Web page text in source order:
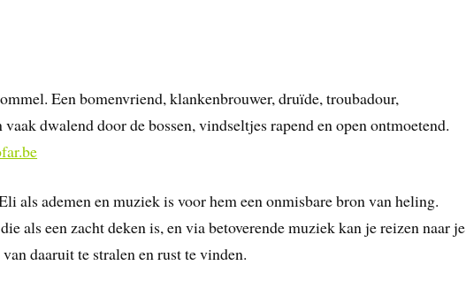
Een bomenvriend, klankenbrouwer, druïde, troubadour,
vaak dwalend door de bossen, vindseltjes rapend en open ontmoetend.
als ademen en muziek is voor hem een onmisbare bron van heling.
als een zacht deken is, en via betoverende muziek kan je reizen naar je
daaruit te stralen en rust te vinden.